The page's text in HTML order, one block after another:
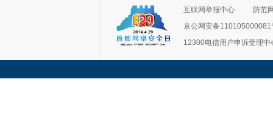
互联网举报中心
防范
京公网安备110105000081
12300电信用户申诉受理中